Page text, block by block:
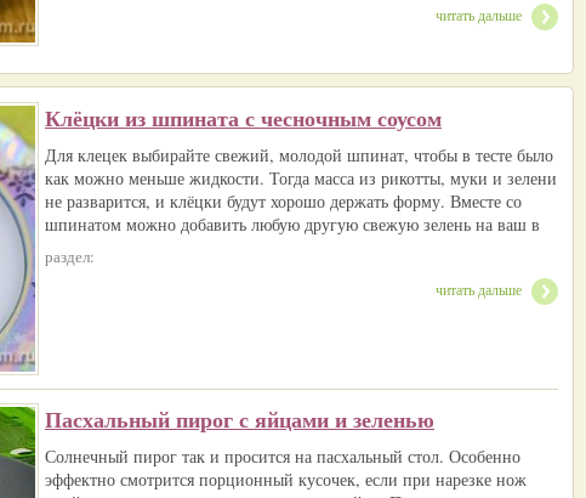
читать дальше
Клёцки из шпината с чесночным соусом
Для клецек выбирайте свежий, молодой шпинат, чтобы в тесте было
как можно меньше жидкости. Тогда масса из рикотты, муки и зелени
не разварится, и клёцки будут хорошо держать форму. Вместе со
шпинатом можно добавить любую другую свежую зелень на ваш в
раздел:
читать дальше
Пасхальный пирог с яйцами и зеленью
Солнечный пирог так и просится на пасхальный стол. Особенно
эффектно смотрится порционный кусочек, если при нарезке нож